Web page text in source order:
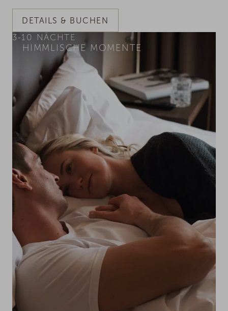
DETAILS & BUCHEN
HIMMLISCHE MOMENTE
3-10 NÄCHTE